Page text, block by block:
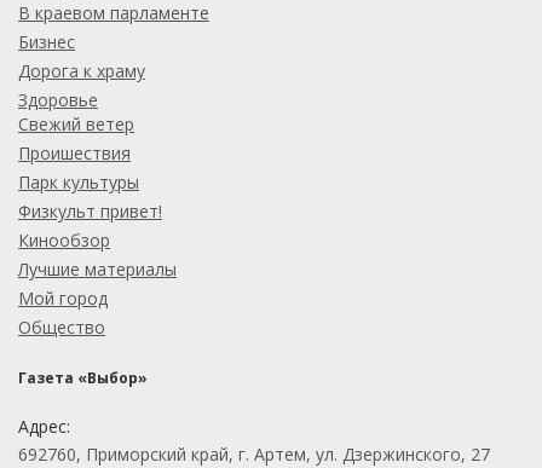
В краевом парламенте
Бизнес
Дорога к храму
Здоровье
Свежий ветер
Проишествия
Парк культуры
Физкульт привет!
Кинообзор
Лучшие материалы
Мой город
Общество
Газета «Выбор»
Адрес:
692760, Приморский край, г. Артем, ул. Дзержинского, 27